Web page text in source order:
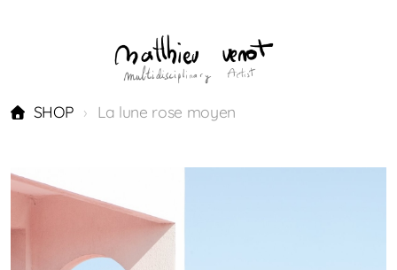
SHOP La lune rose moyen